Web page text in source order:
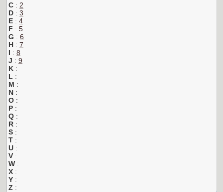
C : 2
D : 3
E : 4
F : 5
G : 6
H : 7
I : 8
J : 9
K :
L :
M :
N :
O :
P :
Q :
R :
S :
T :
U :
V :
W :
X :
Y :
Z :